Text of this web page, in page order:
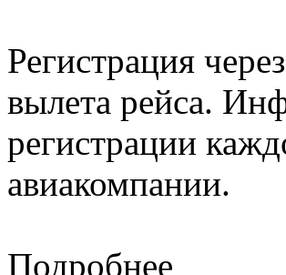
Регистрация
вылета рейса.
регистрации
авиакомпании.
Подробнее